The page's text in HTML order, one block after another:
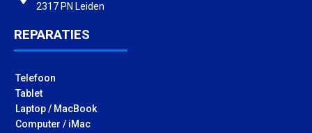
2317 PN Leiden
REPARATIES
Telefoon
Tablet
Laptop / MacBook
Computer / iMac